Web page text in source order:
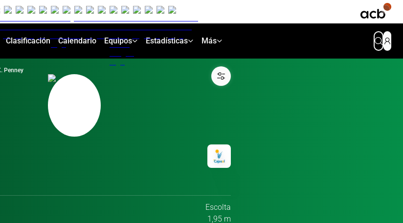
Clasificación Calendario Equipos Estadísticas Más
Penney
Escolta
1,95 m